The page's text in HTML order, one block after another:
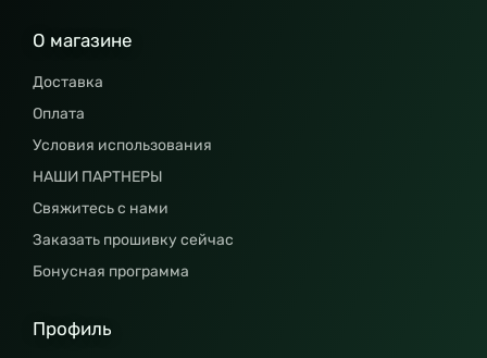
О магазине
Доставка
Оплата
Условия использования
НАШИ ПАРТНЕРЫ
Свяжитесь с нами
Заказать прошивку сейчас
Бонусная программа
Профиль